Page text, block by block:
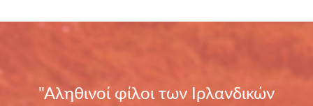
"Αληθινοί φίλοι των Ιρλανδικών